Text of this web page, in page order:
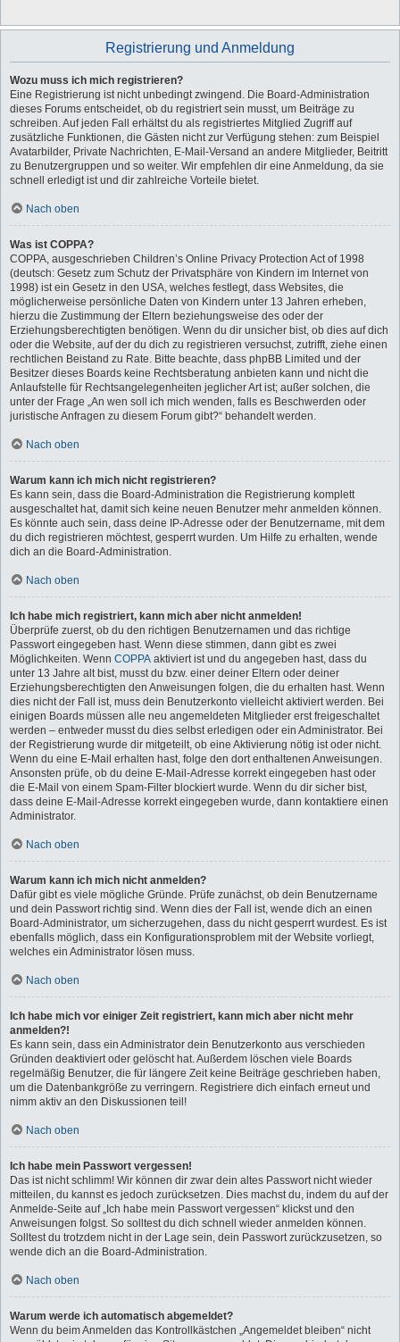
Registrierung und Anmeldung
Wozu muss ich mich registrieren?
Eine Registrierung ist nicht unbedingt zwingend. Die Board-Administration
dieses Forums entscheidet, ob du registriert sein musst, um Beiträge zu
schreiben. Auf jeden Fall erhältst du als registriertes Mitglied Zugriff auf
zusätzliche Funktionen, die Gästen nicht zur Verfügung stehen: zum Beispiel
Avatarbilder, Private Nachrichten, E-Mail-Versand an andere Mitglieder, Beitritt
zu Benutzergruppen und so weiter. Wir empfehlen dir eine Anmeldung, da sie
schnell erledigt ist und dir zahlreiche Vorteile bietet.
Nach oben
Was ist COPPA?
COPPA, ausgeschrieben Children’s Online Privacy Protection Act of 1998
(deutsch: Gesetz zum Schutz der Privatsphäre von Kindern im Internet von
1998) ist ein Gesetz in den USA, welches festlegt, dass Websites, die
möglicherweise persönliche Daten von Kindern unter 13 Jahren erheben,
hierzu die Zustimmung der Eltern beziehungsweise des oder der
Erziehungsberechtigten benötigen. Wenn du dir unsicher bist, ob dies auf dich
oder die Website, auf der du dich zu registrieren versuchst, zutrifft, ziehe einen
rechtlichen Beistand zu Rate. Bitte beachte, dass phpBB Limited und der
Besitzer dieses Boards keine Rechtsberatung anbieten kann und nicht die
Anlaufstelle für Rechtsangelegenheiten jeglicher Art ist; außer solchen, die
unter der Frage „An wen soll ich mich wenden, falls es Beschwerden oder
juristische Anfragen zu diesem Forum gibt?“ behandelt werden.
Nach oben
Warum kann ich mich nicht registrieren?
Es kann sein, dass die Board-Administration die Registrierung komplett
ausgeschaltet hat, damit sich keine neuen Benutzer mehr anmelden können.
Es könnte auch sein, dass deine IP-Adresse oder der Benutzername, mit dem
du dich registrieren möchtest, gesperrt wurden. Um Hilfe zu erhalten, wende
dich an die Board-Administration.
Nach oben
Ich habe mich registriert, kann mich aber nicht anmelden!
Überprüfe zuerst, ob du den richtigen Benutzernamen und das richtige
Passwort eingegeben hast. Wenn diese stimmen, dann gibt es zwei
Möglichkeiten. Wenn COPPA aktiviert ist und du angegeben hast, dass du
unter 13 Jahre alt bist, musst du bzw. einer deiner Eltern oder deiner
Erziehungsberechtigten den Anweisungen folgen, die du erhalten hast. Wenn
dies nicht der Fall ist, muss dein Benutzerkonto vielleicht aktiviert werden. Bei
einigen Boards müssen alle neu angemeldeten Mitglieder erst freigeschaltet
werden – entweder musst du dies selbst erledigen oder ein Administrator. Bei
der Registrierung wurde dir mitgeteilt, ob eine Aktivierung nötig ist oder nicht.
Wenn du eine E-Mail erhalten hast, folge den dort enthaltenen Anweisungen.
Ansonsten prüfe, ob du deine E-Mail-Adresse korrekt eingegeben hast oder
die E-Mail von einem Spam-Filter blockiert wurde. Wenn du dir sicher bist,
dass deine E-Mail-Adresse korrekt eingegeben wurde, dann kontaktiere einen
Administrator.
Nach oben
Warum kann ich mich nicht anmelden?
Dafür gibt es viele mögliche Gründe. Prüfe zunächst, ob dein Benutzername
und dein Passwort richtig sind. Wenn dies der Fall ist, wende dich an einen
Board-Administrator, um sicherzugehen, dass du nicht gesperrt wurdest. Es ist
ebenfalls möglich, dass ein Konfigurationsproblem mit der Website vorliegt,
welches ein Administrator lösen muss.
Nach oben
Ich habe mich vor einiger Zeit registriert, kann mich aber nicht mehr
anmelden?!
Es kann sein, dass ein Administrator dein Benutzerkonto aus verschieden
Gründen deaktiviert oder gelöscht hat. Außerdem löschen viele Boards
regelmäßig Benutzer, die für längere Zeit keine Beiträge geschrieben haben,
um die Datenbankgröße zu verringern. Registriere dich einfach erneut und
nimm aktiv an den Diskussionen teil!
Nach oben
Ich habe mein Passwort vergessen!
Das ist nicht schlimm! Wir können dir zwar dein altes Passwort nicht wieder
mitteilen, du kannst es jedoch zurücksetzen. Dies machst du, indem du auf der
Anmelde-Seite auf „Ich habe mein Passwort vergessen“ klickst und den
Anweisungen folgst. So solltest du dich schnell wieder anmelden können.
Solltest du trotzdem nicht in der Lage sein, dein Passwort zurückzusetzen, so
wende dich an die Board-Administration.
Nach oben
Warum werde ich automatisch abgemeldet?
Wenn du beim Anmelden das Kontrollkästchen „Angemeldet bleiben“ nicht